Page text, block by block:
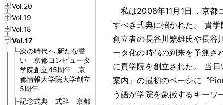
Vol.20
Vol.19
Vol.18
Vol.17
次の時代へ 新たな誓
い 京都コンピュータ
学院創立45周年 京
都情報大学院大学創立
5周年
記念式典 式辞 京都
私は2008年11月1日 ， 京都
すべき式典に招かれた 。
貴学
創立者の長谷川繁雄氏や長谷
ータ化の時代の到来を予測さ
に貴学院を創立された 。
当日
案内』の最初のページに〝
う語が学院を象徴するキーワ